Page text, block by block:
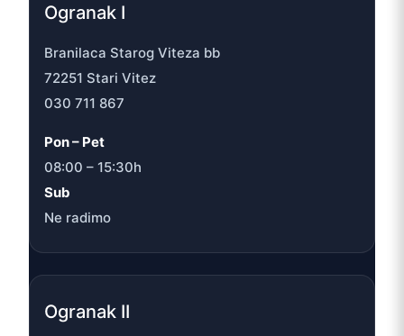
Ogranak I
Branilaca Starog Viteza bb
72251 Stari Vitez
030 711 867
Pon – Pet
08:00 – 15:30h
Sub
Ne radimo
Ogranak II